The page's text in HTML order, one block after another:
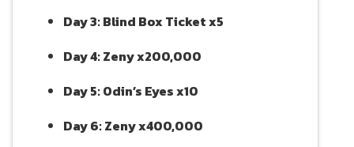
Day 3: Blind Box Ticket x5
Day 4: Zeny x200,000
Day 5: Odin’s Eyes x10
Day 6: Zeny x400,000